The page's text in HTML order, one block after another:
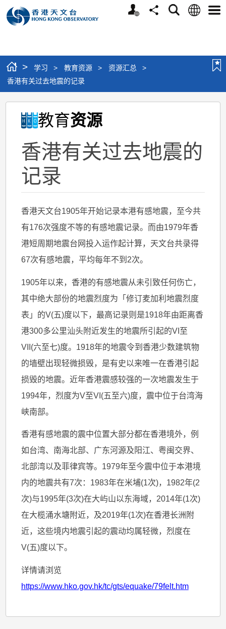
个
分
搜
语
选
> 学习 > 教育资源 > 资源汇总
>
香港有关过去地震的记录
香
教育资源
香港有关过去地震的
记录
香港天文台1905年开始记录本港有感地震，至今共
有176次强度不等的有感地震记录。而由1979年香
港短周期地震台网投入运作起计算，天文台共录得
67次有感地震，平均每年不到2次。
1905年以来，香港的有感地震从未引致任何伤亡，
其中绝大部份的地震烈度为「修订麦加利地震烈度
表」的V(五)度以下，最高记录则是1918年由距离香
港300多公里汕头附近发生的地震所引起的VI至
VII(六至七)度。1918年的地震令到香港少数建筑物
的墙壁出现轻微损毁，是有史以来唯一在香港引起
损毁的地震。近年香港震感较强的一次地震发生于
1994年，烈度为V至VI(五至六)度，震中位于台湾海
峡南部。
香港有感地震的震中位置大部分都在香港境外，例
如台湾、南海北部、广东河源及阳江、粤闽交界、
北部湾以及菲律宾等。1979年至今震中位于本港境
内的地震共有7次：1983年在米埔(1次)，1982年(2
次)与1995年(3次)在大屿山以东海域，2014年(1次)
在大榄涌水塘附近，及2019年(1次)在香港长洲附
近，这些境内地震引起的震动均属轻微，烈度在
V(五)度以下。
详情请浏览
https://www.hko.gov.hk/tc/gts/equake/79felt.htm